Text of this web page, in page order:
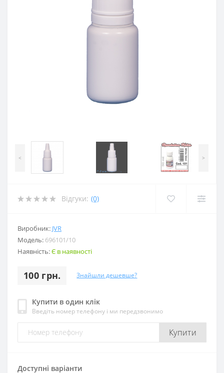
< >
Відгуки: (0)
Виробник: JVR
Модель: 696101/10
Наявність:Є в наявності
100 грн. Знайшли дешевше?
Купити в один клік
Введіть номер телефону і ми передзвонимо
Купити
Доступні варіанти